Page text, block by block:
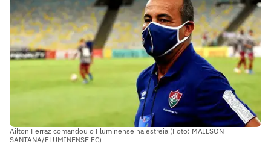
Ailton Ferraz comandou o Fluminense na estreia (Foto: MAILSON
SANTANA/FLUMINENSE FC)